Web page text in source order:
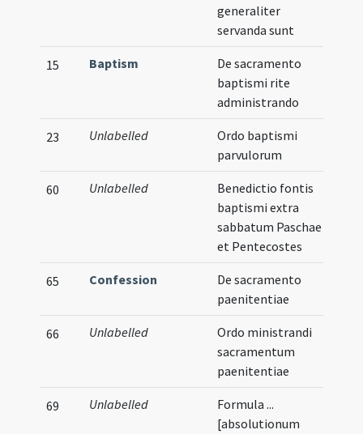
generaliter
servanda sunt
15 Baptism
De sacramento
baptismi rite
administrando
23 Unlabelled
Ordo baptismi
parvulorum
60 Unlabelled
Benedictio fontis
baptismi extra
sabbatum Paschae
et Pentecostes
65 Confession
De sacramento
paenitentiae
66 Unlabelled
Ordo ministrandi
sacramentum
paenitentiae
69 Unlabelled
Formula ...
[absolutionum